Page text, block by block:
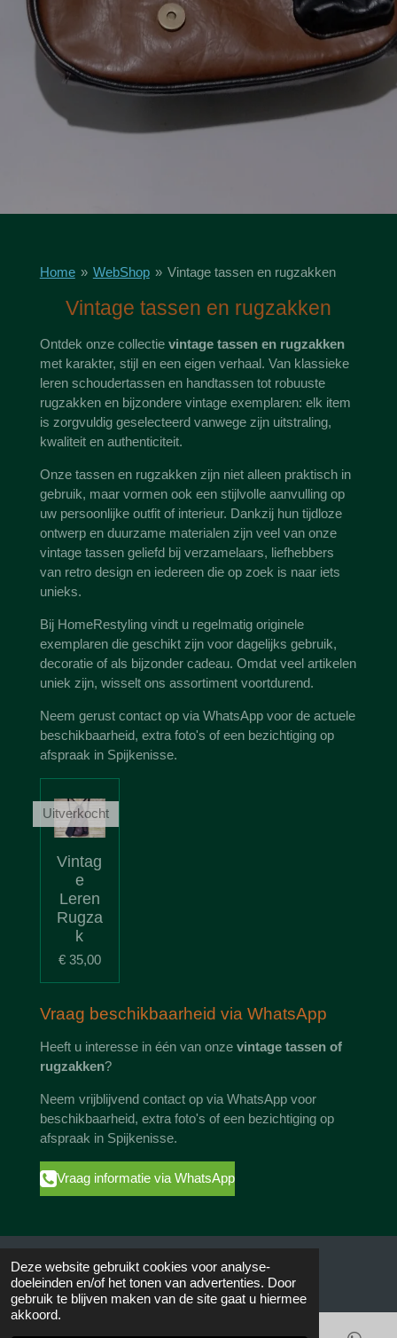
Deze website gebruikt cookies voor analyse-
doeleinden en/of het tonen van advertenties. Door
gebruik te blijven maken van de site gaat u hiermee
akkoord.
Home » WebShop » Vintage tassen en rugzakken
Vintage tassen en rugzakken
Ontdek onze collectie vintage tassen en rugzakken
met karakter, stijl en een eigen verhaal. Van klassieke
leren schoudertassen en handtassen tot robuuste
rugzakken en bijzondere vintage exemplaren: elk item
is zorgvuldig geselecteerd vanwege zijn uitstraling,
kwaliteit en authenticiteit.
Onze tassen en rugzakken zijn niet alleen praktisch in
gebruik, maar vormen ook een stijlvolle aanvulling op
uw persoonlijke outfit of interieur. Dankzij hun tijdloze
ontwerp en duurzame materialen zijn veel van onze
vintage tassen geliefd bij verzamelaars, liefhebbers
van retro design en iedereen die op zoek is naar iets
unieks.
Bij HomeRestyling vindt u regelmatig originele
exemplaren die geschikt zijn voor dagelijks gebruik,
decoratie of als bijzonder cadeau. Omdat veel artikelen
uniek zijn, wisselt ons assortiment voortdurend.
Neem gerust contact op via WhatsApp voor de actuele
beschikbaarheid, extra foto's of een bezichtiging op
afspraak in Spijkenisse.
Uitverkocht
Vintag
e
Leren
Rugza
k
€ 35,00
Vraag beschikbaarheid via WhatsApp
Heeft u interesse in één van onze vintage tassen of
rugzakken?
Neem vrijblijvend contact op via WhatsApp voor
beschikbaarheid, extra foto's of een bezichtiging op
afspraak in Spijkenisse.
Vraag informatie via WhatsApp
Contact, bezichtiging en afhalen op afspraak
📍 Noordeinde 25
3201 AK Spijkenisse